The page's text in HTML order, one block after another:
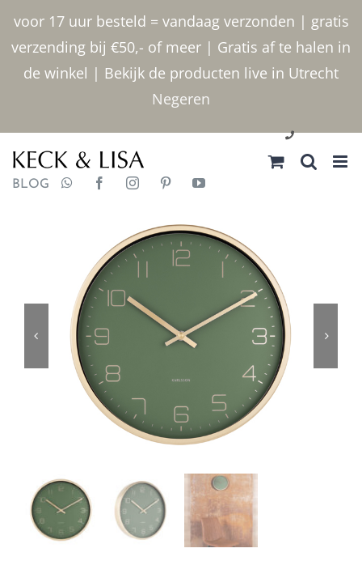
voor 17 uur besteld = vandaag verzonden | gratis
verzending bij €50,- of meer | Gratis af te halen in
de winkel | Bekijk de producten live in Utrecht
Negeren
inhoud
030 2400000
BLOG